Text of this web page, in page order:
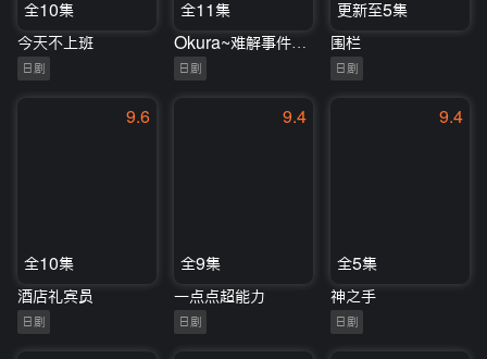
全10集
今天不上班
日剧
全11集
日剧
更新至5集
围栏
日剧
9.6
全10集
酒店礼宾员
日剧
9.4
全9集
一点点超能力
日剧
9.4
全5集
神之手
日剧